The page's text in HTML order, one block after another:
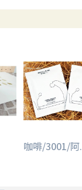
咖啡/3001/阿